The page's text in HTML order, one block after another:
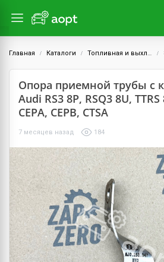
Главная Каталоги Топливная и выхлопная системы
Опора приемной трубы с
Audi RS3 8P, RSQ3 8U, TTRS
CEPA, CEPB, CTSA
7 месяцев назад 184